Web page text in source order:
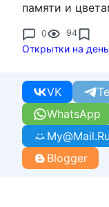
памяти и
0 94
Открытки на
WhatsApp
VK
My@Mail.Ru
Blogger